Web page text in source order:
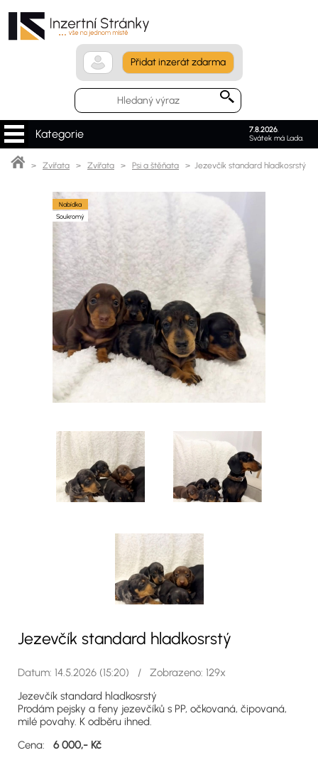
Přidat inzerát zdarma
7.8.2026.
Svátek má Lada.
Kategorie
> Zvířata > Zvířata > Psi a štěňata > Jezevčík standard hladkosrstý
Nabídka
Soukromý
Jezevčík standard hladkosrstý
Datum: 14.5.2026 (15:20) / Zobrazeno: 129x
Jezevčík standard hladkosrstý
Prodám pejsky a feny jezevčíků s PP, očkovaná, čipovaná,
milé povahy. K odběru ihned.
Cena: 6 000,- Kč